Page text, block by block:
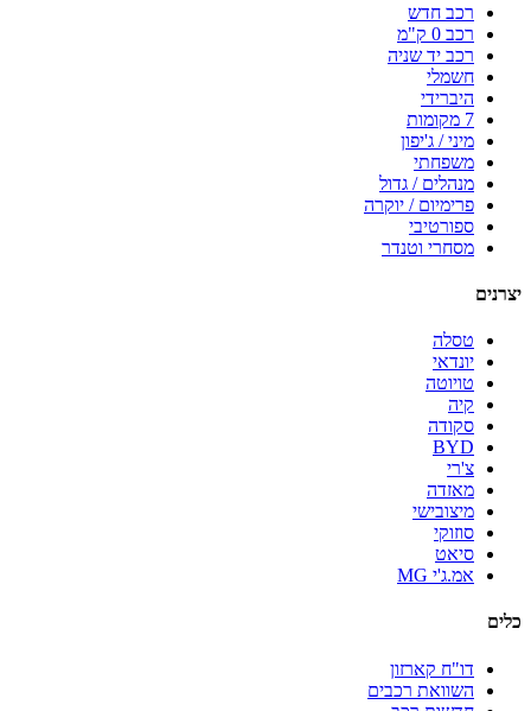
רכב חדש
רכב 0 ק"מ
רכב יד שניה
חשמלי
היברידי
7 מקומות
מיני / ג'יפון
משפחתי
מנהלים / גדול
פרימיום / יוקרה
ספורטיבי
מסחרי וטנדר
יצרנים
טסלה
יונדאי
טויוטה
קיה
סקודה
BYD
צ'רי
מאזדה
מיצובישי
סוזוקי
סיאט
אמ.ג'י MG
כלים
דו"ח קארזון
השוואת רכבים